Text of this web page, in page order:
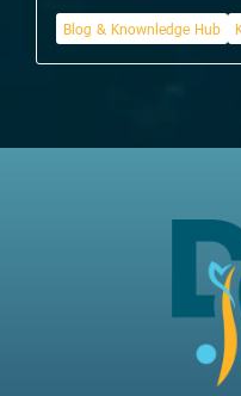
Blog & Knownledge Hub